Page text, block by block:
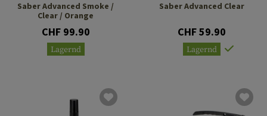
Saber Advanced Smoke /
Clear / Orange
CHF 99.90
Lagernd
Saber Advanced Clear
CHF 59.90
Lagernd